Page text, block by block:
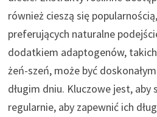
również cieszą się
preferujących naturalne
dodatkiem adaptogenów,
żeń-szeń, może być
długim dniu. Kluczowe jest,
regularnie, aby zapewnić ich